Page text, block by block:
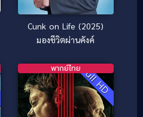
Cunk on Life (2025)
มองชีวิตผ่านคังค์
Full HD
พากย์ไทย